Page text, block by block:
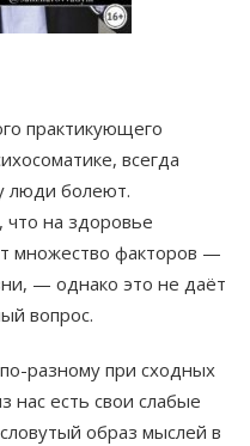
практикующего
всегда
люди болеют.
что на здоровье
множество факторов —
— однако это не даёт
вопрос.
разному при сходных
нас есть свои слабые
образ мыслей в